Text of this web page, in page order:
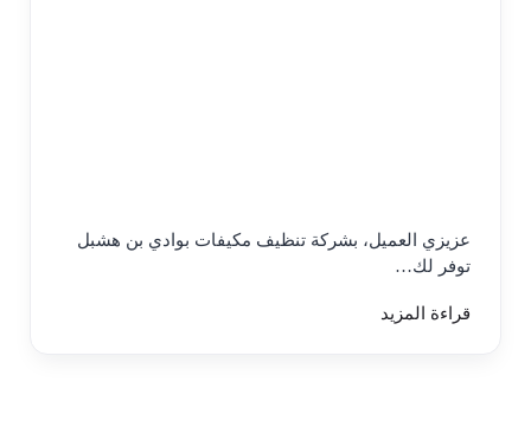
عزيزي العميل، بشركة تنظيف مكيفات بوادي بن هشبل
توفر لك…
قراءة المزيد